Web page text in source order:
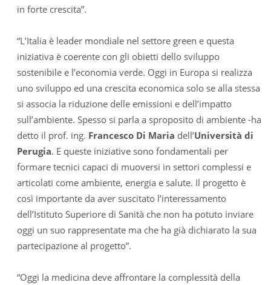
in forte crescita”.
“L’Italia è leader mondiale nel settore green e questa
iniziativa è coerente con gli obietti dello sviluppo
sostenibile e l’economia verde. Oggi in Europa si realizza
uno sviluppo ed una crescita economica solo se alla stessa
si associa la riduzione delle emissioni e dell’impatto
sull’ambiente. Spesso si parla a sproposito di ambiente -ha
detto il prof. ing. Francesco Di Maria dell’Università di
Perugia. E queste iniziative sono fondamentali per
formare tecnici capaci di muoversi in settori complessi e
articolati come ambiente, energia e salute. Il progetto è
così importante da aver suscitato l’interessamento
dell’Istituto Superiore di Sanità che non ha potuto inviare
oggi un suo rappresentate ma che ha già dichiarato la sua
partecipazione al progetto”.
“Oggi la medicina deve affrontare la complessità della